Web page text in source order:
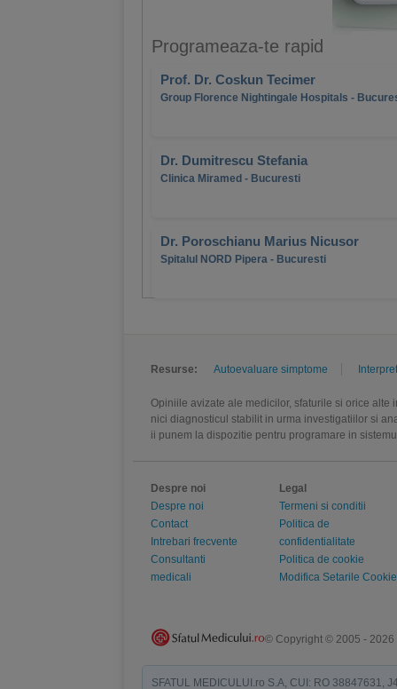
Programeaza-te rapid
Prof. Dr. Coskun Tecimer
Group Florence Nightingale Hospitals -
Dr. Dumitrescu Stefania
Clinica Miramed - Bucuresti
Dr. Poroschianu Marius Nicusor
Spitalul NORD Pipera - Bucuresti
Resurse: Autoevaluare simptome
Opiniile avizate ale medicilor, sfaturile si orice
nici diagnosticul stabilit in urma investigatiilor si
ii punem la dispozitie pentru programare in
Despre noi
Despre noi
Contact
Intrebari frecvente
Consultanti
medicali
Legal
Termeni si conditii
Politica de
confidentialitate
Politica de cookie
Modifica Setarile Cookie
© Copyright © 2005 - 2026
SFATUL MEDICULUI.ro S.A, CUI: RO 38847631,